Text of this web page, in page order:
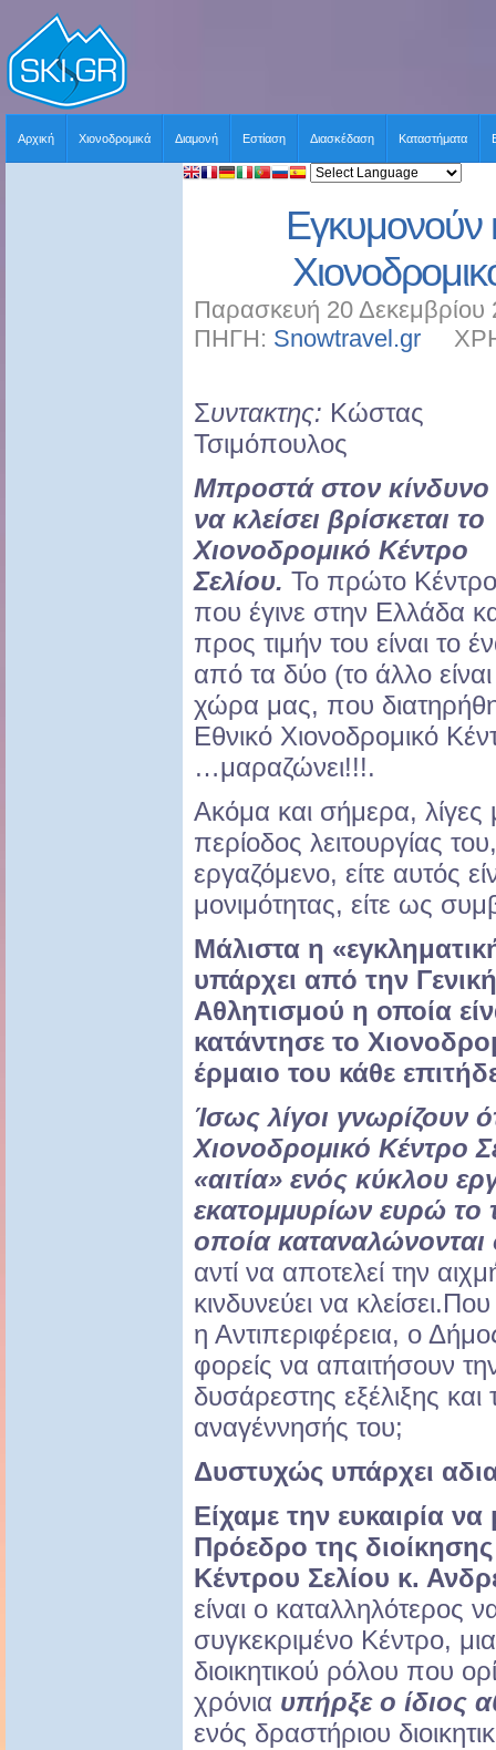
Αρχική Χιονοδρομικά Διαμονή Εστίαση Διασκέδαση Καταστήματα
Εγκυμονούν
Παρασκευή 20
ΠΗΓΗ: Snowtravel.gr
Συντακτης: Κώστας
Τσιμόπουλος
Μπροστά στον κίνδυνο
να κλείσει βρίσκεται το
Χιονοδρομικό Κέντρο
Σελίου. Το πρώτο Κέντρο
που έγινε στην Ελλάδα
προς τιμήν του είναι το
από τα δύο (το άλλο
χώρα μας, που
Εθνικό Χιονοδρομικό
…μαραζώνει!!!.
Ακόμα και σήμερα, λίγες
περίοδος λειτουργίας
εργαζόμενο, είτε αυτός
μονιμότητας, είτε ως
Μάλιστα η
υπάρχει από την
Αθλητισμού η οποία
κατάντησε το
έρμαιο του κάθε
Ίσως λίγοι γνωρίζουν
Χιονοδρομικό Κέντρο
«αιτία» ενός κύκλου
εκατομμυρίων ευρώ το
οποία καταναλώνονται
αντί να αποτελεί την
κινδυνεύει να
η Αντιπεριφέρεια, ο
φορείς να απαιτήσουν
δυσάρεστης εξέλιξης
αναγέννησής του;
Δυστυχώς υπάρχει
Είχαμε την ευκαιρία
Πρόεδρο της
Κέντρου Σελίου κ.
είναι ο καταλληλότερος
συγκεκριμένο Κέντρο,
διοικητικού ρόλου που
χρόνια υπήρξε ο ίδιος
ενός δραστήριου